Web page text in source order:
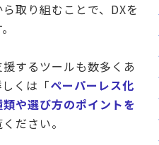
取り組むことで、DXを
するツールも数多くあ
くは「ペーパーレス化
や選び方のポイントを
ださい。